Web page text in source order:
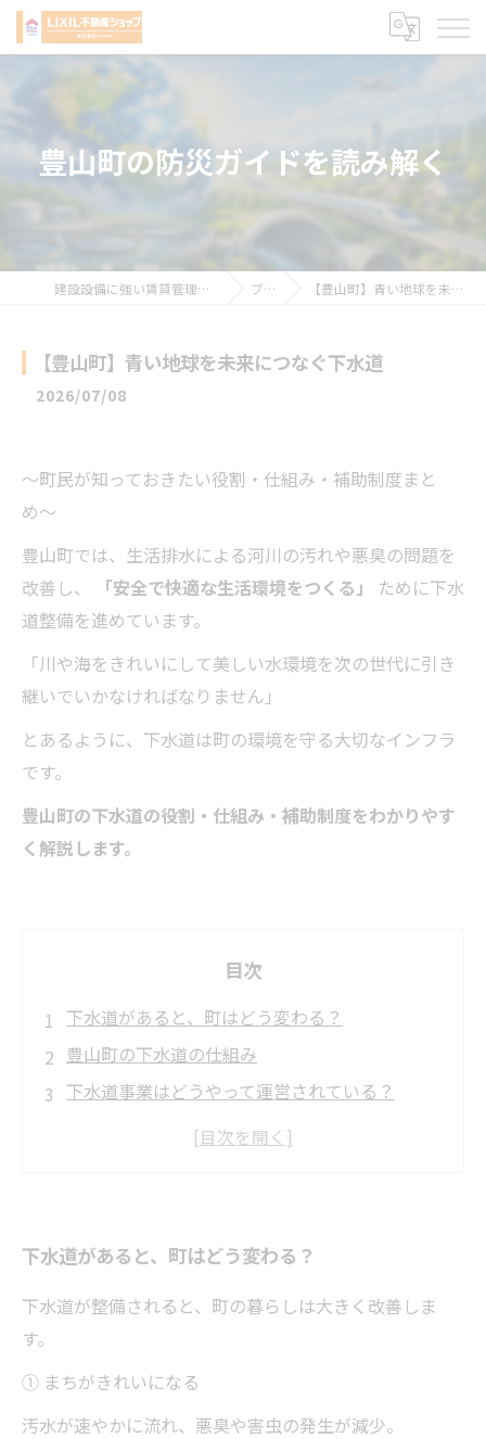
豊山町の防災ガイドを読み解く
建設設備に強い賃貸管理会社 株式会社sqced ブログ 【豊山町】青い地球を未来につなぐ下水道
【豊山町】青い地球を未来につなぐ下水道
2026/07/08
〜町民が知っておきたい役割・仕組み・補助制度まと
め〜
豊山町では、生活排水による河川の汚れや悪臭の問題を
改善し、
「安全で快適な生活環境をつくる」
ために下水
道整備を進めています。
「川や海をきれいにして美しい水環境を次の世代に引き
継いでいかなければなりません」
とあるように、下水道は町の環境を守る大切なインフラ
です。
豊山町の下水道の役割・仕組み・補助制度をわかりやす
く解説します。
目次
下水道があると、町はどう変わる？
豊山町の下水道の仕組み
下水道事業はどうやって運営されている？
排水設備工事は「町の指定工事店」で
浄化槽を“雨水タンク”に転用できる補助金
下水道使用料について
まとめ：豊山町の下水道は“未来への投資”
下水道があると、町はどう変わる？
下水道が整備されると、町の暮らしは大きく改善しま
す。
① まちがきれいになる
汚水が速やかに流れ、悪臭や害虫の発生が減少。